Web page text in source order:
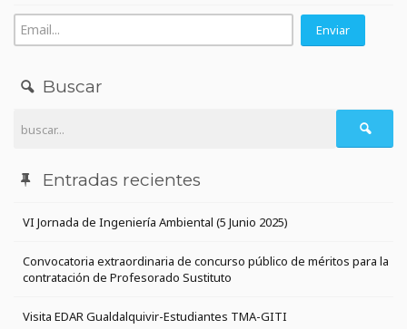
Buscar
Entradas recientes
VI Jornada de Ingeniería Ambiental (5 Junio 2025)
Convocatoria extraordinaria de concurso público de méritos para la
contratación de Profesorado Sustituto
Visita EDAR Gualdalquivir-Estudiantes TMA-GITI